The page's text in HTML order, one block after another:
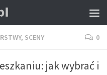
SCENY 0
jak wybrać i